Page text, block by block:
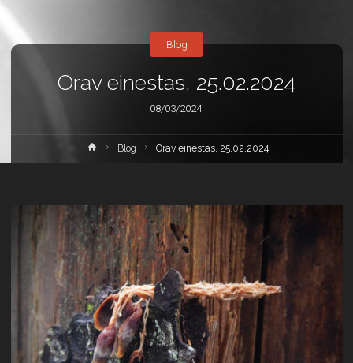
Orav einestas, 25.02.2024
08/03/2024
Blog
HomeBlog Orav einestas, 25.02.2024